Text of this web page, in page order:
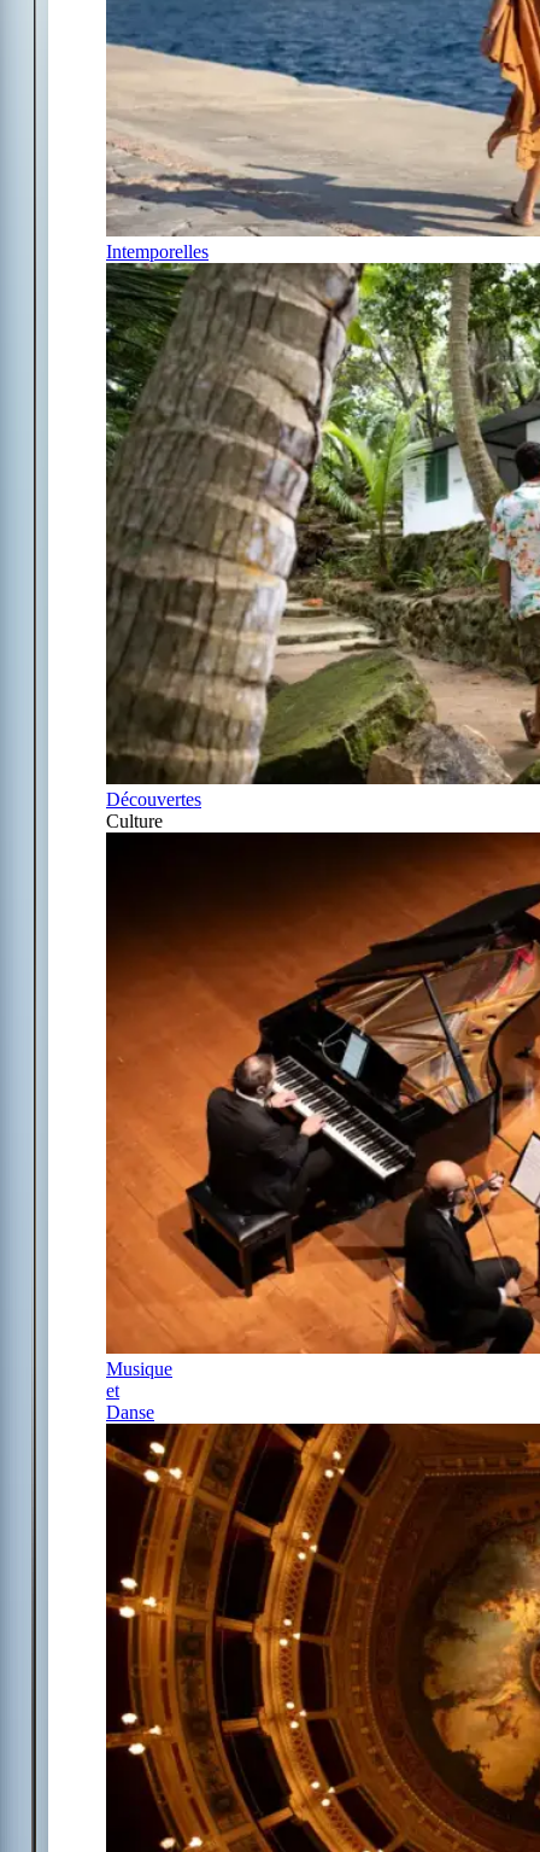
Intemporelles
Découvertes
Culture
Musique
et
Danse